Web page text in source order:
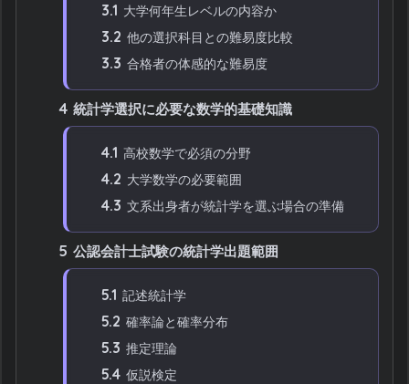
3.1 大学何年生レベルの内容か
3.2 他の選択科目との難易度比較
3.3 合格者の体感的な難易度
4 統計学選択に必要な数学的基礎知識
4.1 高校数学で必須の分野
4.2 大学数学の必要範囲
4.3 文系出身者が統計学を選ぶ場合の準備
5 公認会計士試験の統計学出題範囲
5.1 記述統計学
5.2 確率論と確率分布
5.3 推定理論
5.4 仮説検定